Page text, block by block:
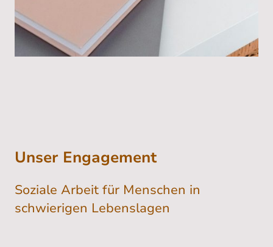
Unser Engagement
Soziale Arbeit für Menschen in
schwierigen Lebenslagen